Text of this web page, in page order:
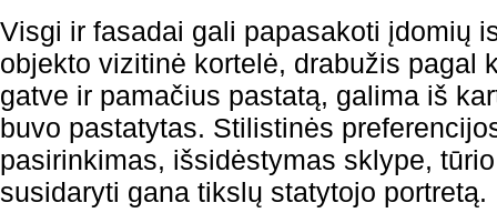
Visgi ir fasadai gali papasakoti įdomių
objekto vizitinė kortelė, drabužis pagal
gatve ir pamačius pastatą, galima iš
buvo pastatytas. Stilistinės
pasirinkimas, išsidėstymas sklype,
susidaryti gana tikslų statytojo portretą.